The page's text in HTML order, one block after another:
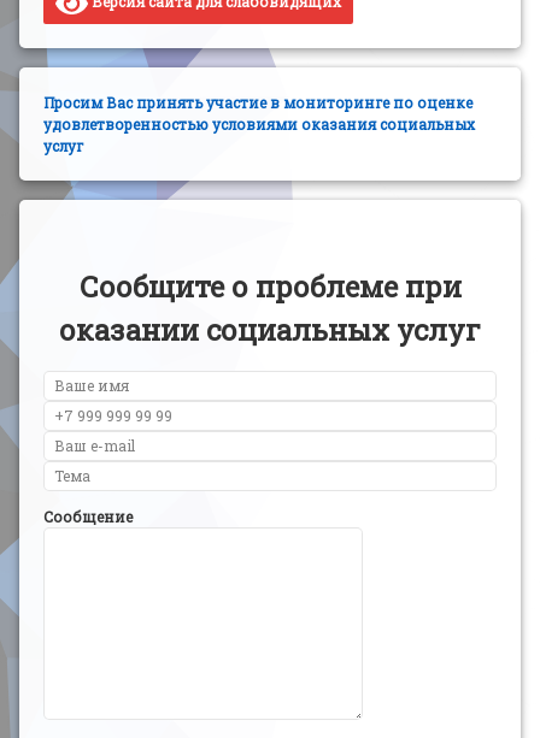
Просим Вас принять участие в мониторинге по оценке
удовлетворенностью условиями оказания социальных
услуг
Сообщите о проблеме при
оказании социальных услуг
Сообщение